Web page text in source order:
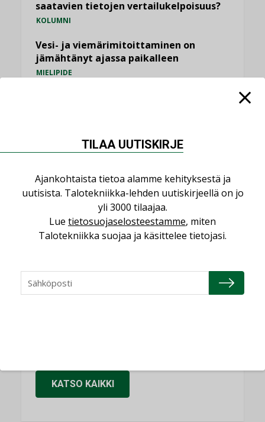
saatavien tietojen vertailukelpoisuus?
KOLUMNI
Vesi- ja viemärimitoittaminen on
jämähtänyt ajassa paikalleen
MIELIPIDE
NIMITYKSET
Consti
NIMITYKSET
NIMITYKSET
Granlund Oy
KATSO KAIKKI
TILAA UUTISKIRJE
Ajankohtaista tietoa alamme kehityksestä ja
uutisista. Talotekniikka-lehden uutiskirjeellä on jo
yli 3000 tilaajaa.
Lue tietosuojaselosteestamme, miten
Talotekniikka suojaa ja käsittelee tietojasi.